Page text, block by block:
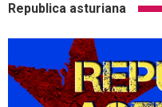
Republica asturiana